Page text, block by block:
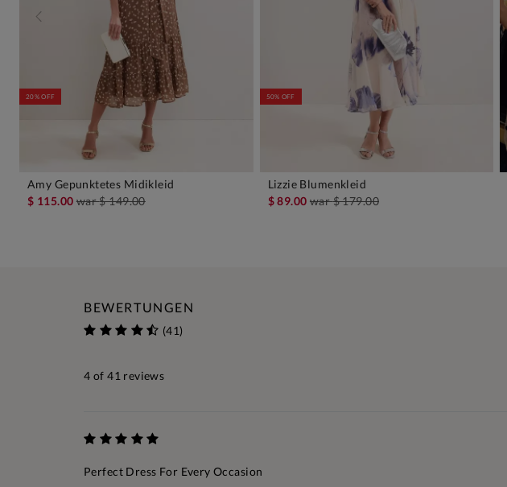
IN DEN WARENKORB
20% OFF
Amy Gepunktetes Midikleid
$ 115.00 war$ 149.00 IN DEN WARENKORB
50% OFF
Lizzie Blumenkleid
$ 89.00 war$ 179.00
BEWERTUNGEN
(41)
4 of 41 reviews
Perfect Dress For Every Occasion